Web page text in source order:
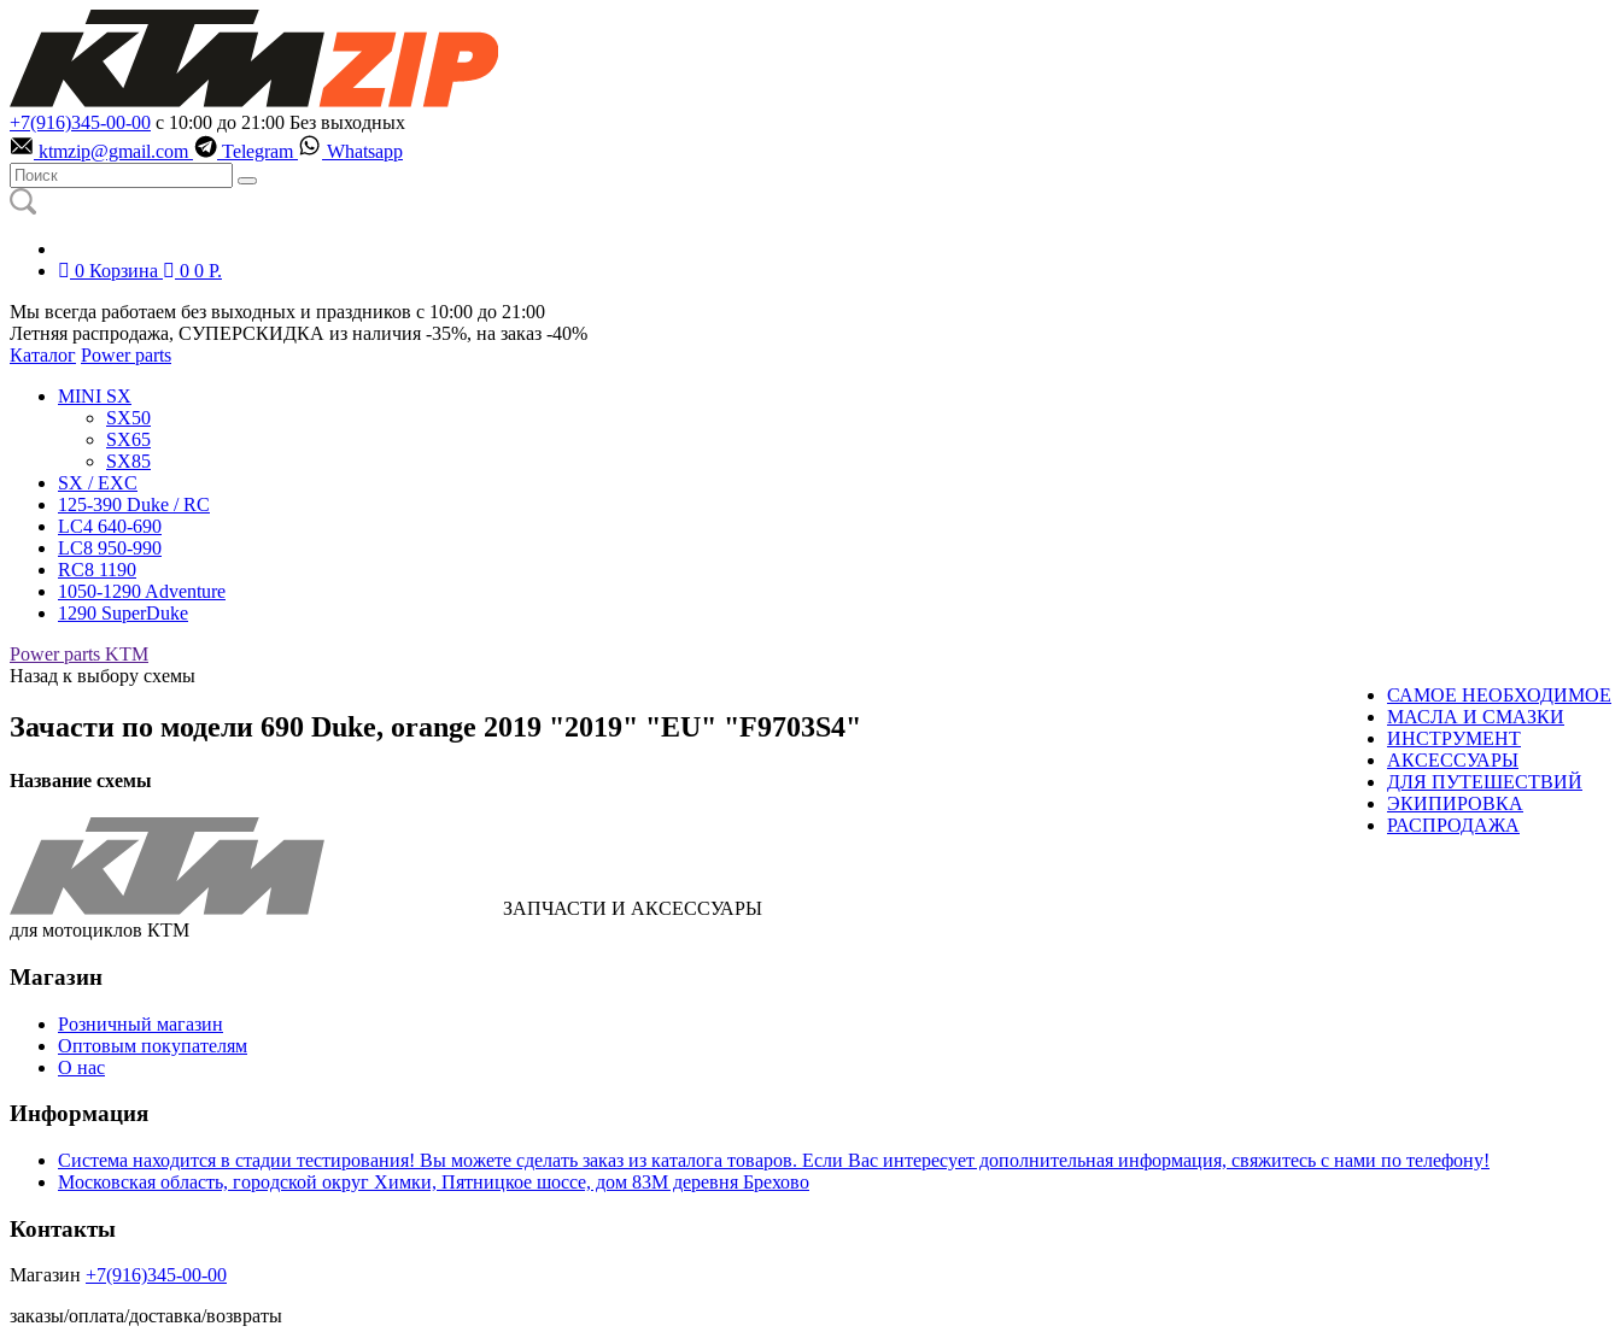
+7(916)345-00-00 с 10:00 до 21:00 Без выходных
ktmzip@gmail.com
Telegram Whatsapp
0 Корзина 0 0 Р.
Мы всегда работаем без выходных и праздников с 10:00 до 21:00
Летняя распродажа, СУПЕРСКИДКА из наличия -35%, на заказ -40%
Каталог Power parts
MINI SX
SX50
SX65
SX85
SX / EXC
125-390 Duke / RC
LC4 640-690
LC8 950-990
RC8 1190
1050-1290 Adventure
1290 SuperDuke
Power parts KTM
САМОЕ НЕОБХОДИМОЕ
МАСЛА И СМАЗКИ
ИНСТРУМЕНТ
АКСЕССУАРЫ
ДЛЯ ПУТЕШЕСТВИЙ
ЭКИПИРОВКА
РАСПРОДАЖА
Назад к выбору схемы
Зачасти по модели 690 Duke, orange 2019 "2019" "EU" "F9703S4"
Название схемы
ЗАПЧАСТИ И АКСЕССУАРЫ
для мотоциклов КТМ
Магазин
Розничный магазин
Оптовым покупателям
О нас
Информация
Система находится в стадии тестирования! Вы можете сделать заказ из каталога товаров. Если Вас интересует дополнительная информация, свяжитесь с нами по телефону!
Московская область, городской округ Химки, Пятницкое шоссе, дом 83М деревня Брехово
Контакты
Магазин +7(916)345-00-00
заказы/оплата/доставка/возвраты